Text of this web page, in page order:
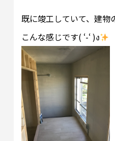
既に竣工していて、建物
こんな感じです( ‘-‘ )ง